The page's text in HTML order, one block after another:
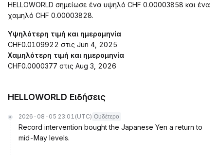
HELLOWORLD σημείωσε ένα υψηλό CHF 0.00003858 και ένα
χαμηλό CHF 0.00003828.
Υψηλότερη τιμή και ημερομηνία
CHF0.0109922 στις Jun 4, 2025
Χαμηλότερη τιμή και ημερομηνία
CHF0.0000377 στις Aug 3, 2026
HELLOWORLD Ειδήσεις
2026-08-05 23:01 (UTC) Ουδέτερο
Record intervention bought the Japanese Yen a return to
mid-May levels.